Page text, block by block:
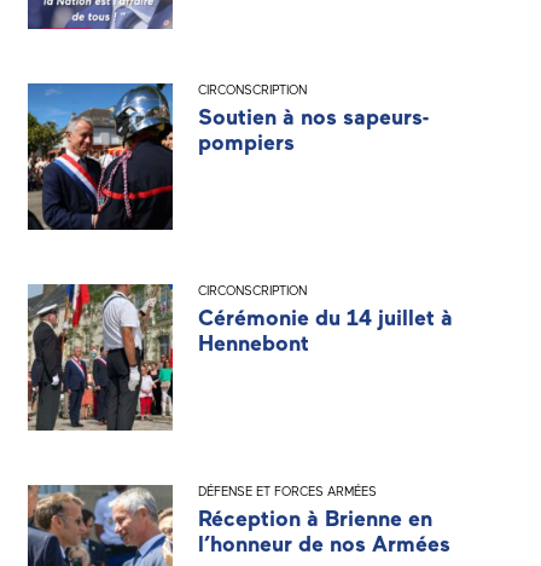
CIRCONSCRIPTION
Soutien à nos sapeurs-
pompiers
CIRCONSCRIPTION
Cérémonie du 14 juillet à
Hennebont
DÉFENSE ET FORCES ARMÉES
Réception à Brienne en
l’honneur de nos Armées